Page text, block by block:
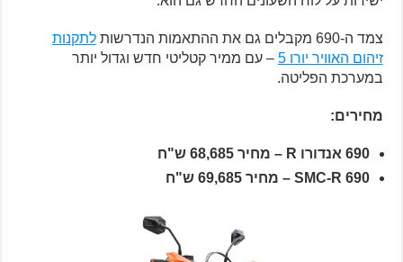
צמד ה-690 מקבלים גם את ההתאמות הנדרשות
לתקנות
זיהום האוויר יורו 5
– עם ממיר קטליטי חדש וגדול יותר
במערכת הפליטה.
מחירים:
690 אנדורו R – מחיר 68,685 ש"ח
690 SMC-R – מחיר 69,685 ש"ח